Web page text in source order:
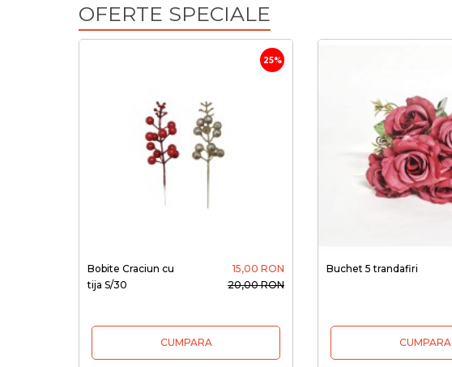
OFERTE SPECIALE
25%
Bobite Craciun cu
tija S/30
15,00 RON
20,00 RON
CUMPARA
Buchet 5 trandafiri
CUMPARA